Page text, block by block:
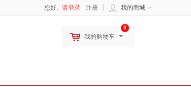
我的商城
您好, 请登录 注册
0
我的购物车